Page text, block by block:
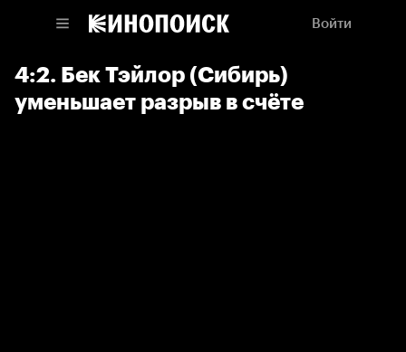
Войти
4:2. Бек Тэйлор (Сибирь)
уменьшает разрыв в счёте